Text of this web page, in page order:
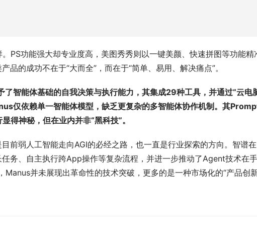
PS功能强大却专业度高，美图秀秀则以一键美颜、快速拼图等功能精
品的成功不在于“大而全”，而在于“简单、易用、解决痛点”。
智能体基础的自我决策与执行能力，其集成29种工具，并通过“云电
仅依赖单一智能体模型，缺乏更复杂的多智能体协作机制。其
得神秘，但在业内并非“黑科技”。
前弱人工智能走向AGI的必经之路，也一直是行业探索的方向。智谱在
务、自主执行跨App操作等复杂流程，并进一步推动了Agent技术在手
并未展现出革命性的技术突破，更多的是一种市场化的“产品创